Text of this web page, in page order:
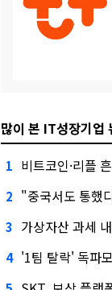
많이 본 IT성장기업
1 비트코인·리플
2 "중국서도 통했다"…
3 가상자산 과세 내
4 '1팀 탈락' 독파